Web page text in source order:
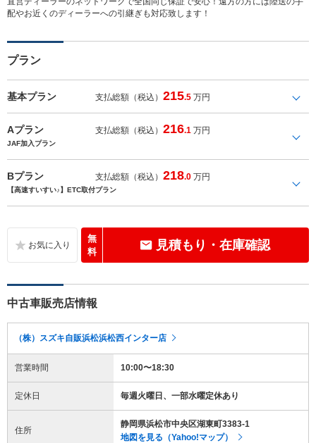
配やお近くのディーラーへの引継ぎも対応致します！
プラン
基本プラン 支払総額（税込）215.5 万円
Aプラン 支払総額（税込）216.1 万円
JAF加入プラン
Bプラン 支払総額（税込）218.0 万円
【高速すいすい♪】ETC取付プラン
無
料
見積もり・在庫確認
中古車販売店情報
（株）スズキ自販浜松浜松西インター店
営業時間 10:00〜18:30
定休日 毎週火曜日、一部水曜定休あり
住所
静岡県浜松市中央区湖東町3383-1
地図を見る（Yahoo!マップ）